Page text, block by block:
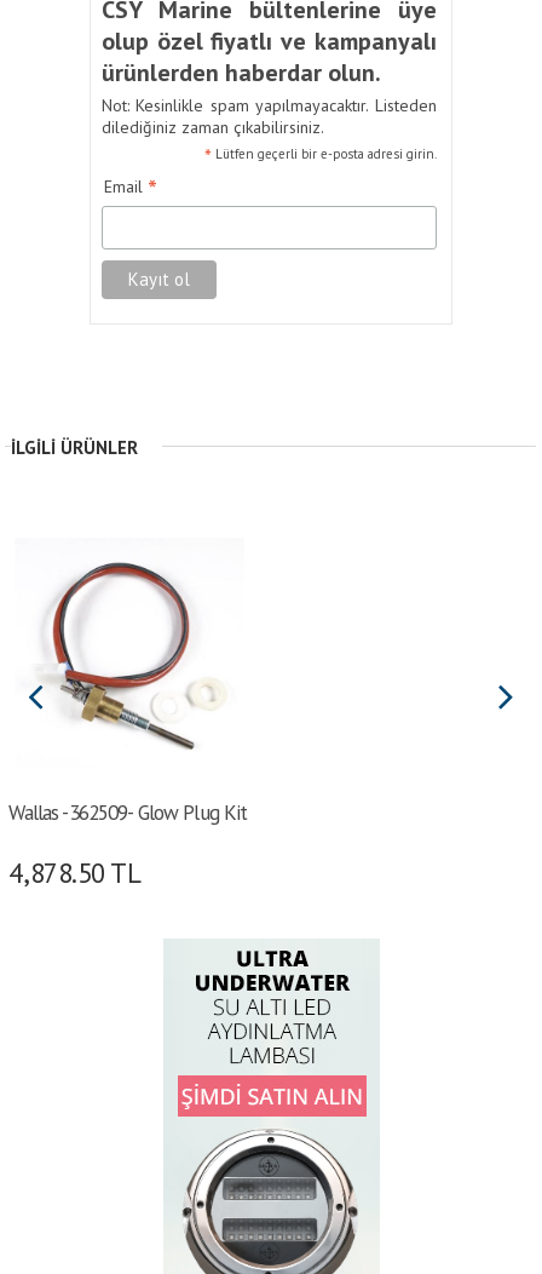
CSY Marine bültenlerine üye
olup özel fiyatlı ve kampanyalı
ürünlerden haberdar olun.
Not: Kesinlikle spam yapılmayacaktır. Listeden
dilediğiniz zaman çıkabilirsiniz.
* Lütfen geçerli bir e-posta adresi girin.
Email *
İLGILI ÜRÜNLER
Wallas -362509- Glow Plug Kit
4,878.50 TL